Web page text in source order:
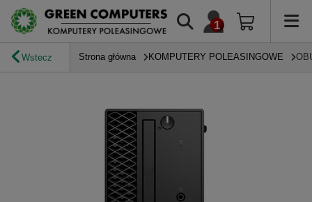
Wstecz Strona główna KOMPUTERY POLEASINGOWE